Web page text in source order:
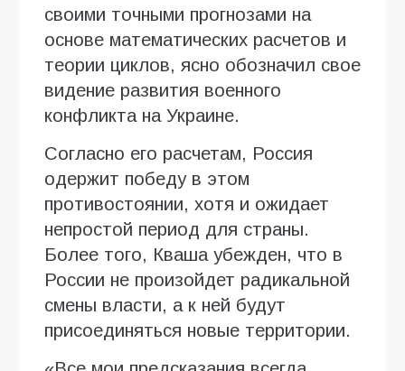
своими точными прогнозами на
основе математических расчетов и
теории циклов, ясно обозначил свое
видение развития военного
конфликта на Украине.
Согласно его расчетам, Россия
одержит победу в этом
противостоянии, хотя и ожидает
непростой период для страны.
Более того, Кваша убежден, что в
России не произойдет радикальной
смены власти, а к ней будут
присоединяться новые территории.